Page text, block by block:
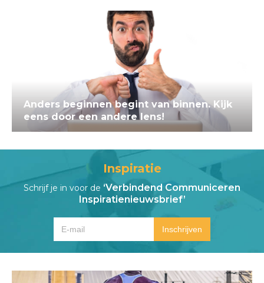
Anders beginnen begint van binnen. Kijk
eens door een andere lens!
Inspiratie
Schrijf je in voor de ‘Verbindend Communiceren
Inspiratienieuwsbrief’